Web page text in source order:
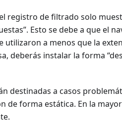
registro de filtrado solo
Esto se debe a que el
utilizaron a menos que la
deberás instalar la forma
destinadas a casos
de forma estática. En la